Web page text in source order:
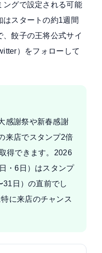
ングで設定される可能
スタートの約1週間
、餃子の王将公式サイ
）をフォローして
感謝祭や新春感謝
来店でスタンプ2倍
得できます。2026
・6日）はスタンプ
日）の直前でし
に来店のチャンス